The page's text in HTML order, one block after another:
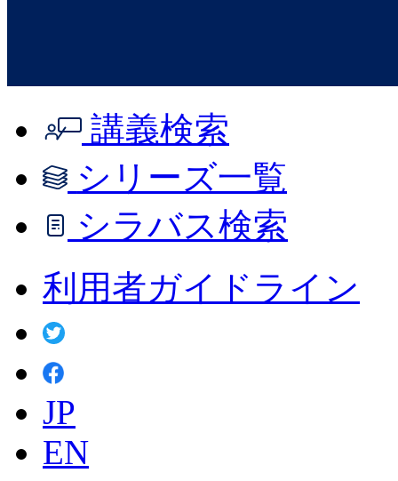
講義検索
シリーズ一覧
シラバス検索
利用者ガイドライン
JP
EN